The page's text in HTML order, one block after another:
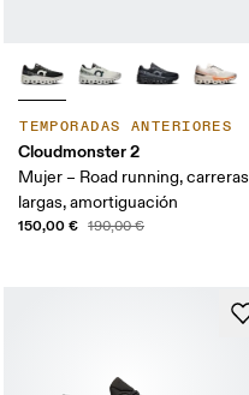
TEMPORADAS ANTERIORES
Cloudmonster 2
Mujer – Road running, carreras
largas, amortiguación
150,00 € 190,00 €